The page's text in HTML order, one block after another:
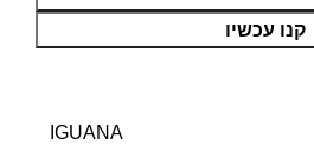
קנו עכשיו
IGUANA